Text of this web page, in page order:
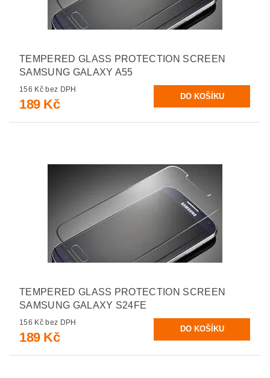
TEMPERED GLASS PROTECTION SCREEN
SAMSUNG GALAXY A55
156 Kč bez DPH
189 Kč
TEMPERED GLASS PROTECTION SCREEN
SAMSUNG GALAXY S24FE
156 Kč bez DPH
189 Kč